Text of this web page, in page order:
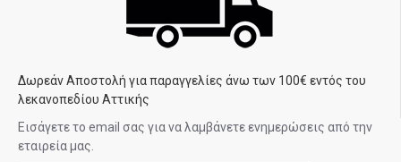
Δωρεάν Αποστολή για παραγγελίες άνω των 100€ εντός του
λεκανοπεδίου Αττικής
Εισάγετε το email σας για να λαμβάνετε ενημερώσεις από την
εταιρεία μας.